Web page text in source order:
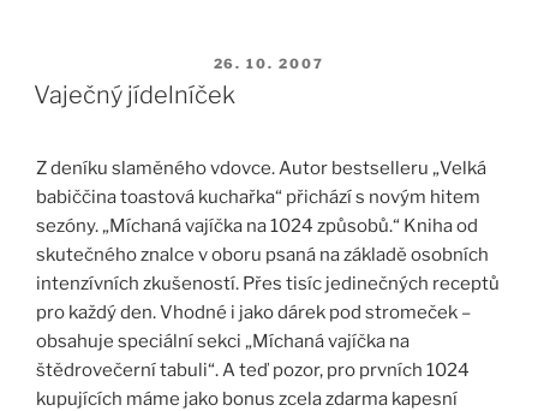
PUBLIKOVÁNO
26. 10. 2007
Vaječný jídelníček
Z deníku slaměného vdovce. Autor bestselleru „Velká
babiččina toastová kuchařka“ přichází s novým hitem
sezóny. „Míchaná vajíčka na 1024 způsobů.“ Kniha od
skutečného znalce v oboru psaná na základě osobních
intenzívních zkušeností. Přes tisíc jedinečných receptů
pro každý den. Vhodné i jako dárek pod stromeček –
obsahuje speciální sekci „Míchaná vajíčka na
štědrovečerní tabuli“. A teď pozor, pro prvních 1024
kupujících máme jako bonus zcela zdarma kapesní